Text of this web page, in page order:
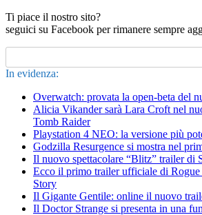
Ti piace il nostro sito?
seguici su Facebook per rimanere sempre
In evidenza:
Overwatch: provata la open-beta del
Alicia Vikander sarà Lara Croft nel
Tomb Raider
Playstation 4 NEO: la versione più
Godzilla Resurgence si mostra nel
Il nuovo spettacolare “Blitz” trailer di
Ecco il primo trailer ufficiale di Rogue
Story
Il Gigante Gentile: online il nuovo
Il Doctor Strange si presenta in una